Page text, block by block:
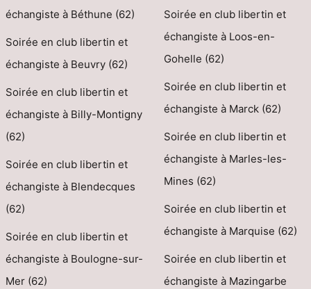
échangiste à Béthune (62)
Soirée en club libertin et
échangiste à Beuvry (62)
Soirée en club libertin et
échangiste à Billy-Montigny
(62)
Soirée en club libertin et
échangiste à Blendecques
(62)
Soirée en club libertin et
échangiste à Boulogne-sur-
Mer (62)
Soirée en club libertin et
échangiste à Loos-en-
Gohelle (62)
Soirée en club libertin et
échangiste à Marck (62)
Soirée en club libertin et
échangiste à Marles-les-
Mines (62)
Soirée en club libertin et
échangiste à Marquise (62)
Soirée en club libertin et
échangiste à Mazingarbe